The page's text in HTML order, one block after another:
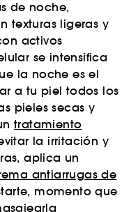
de noche,
texturas ligeras y
activos
se intensifica
la noche es el
a tu piel todos los
pieles secas y
tratamiento
la irritación y
aplica un
antiarrugas de
momento que